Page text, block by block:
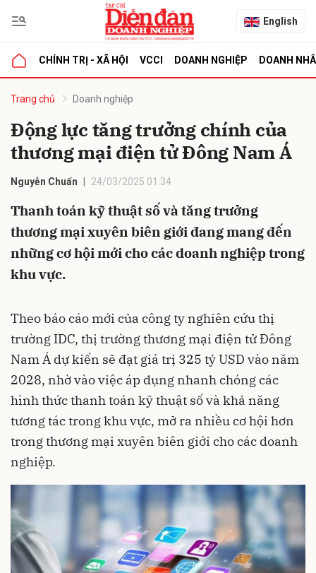
English
CHÍNH TRỊ - XÃ HỘI VCCI DOANH NGHIỆP DOANH
Trang chủ Doanh nghiệp
Động lực tăng trưởng chính của
thương mại điện tử Đông Nam Á
Nguyễn Chuẩn 24/03/2025 01:34
Thanh toán kỹ thuật số và tăng trưởng
thương mại xuyên biên giới đang mang đến
những cơ hội mới cho các doanh nghiệp trong
khu vực.
Theo báo cáo mới của công ty nghiên cứu thị
trường IDC, thị trường thương mại điện tử Đông
Nam Á dự kiến sẽ đạt giá trị 325 tỷ USD vào năm
2028, nhờ vào việc áp dụng nhanh chóng các
hình thức thanh toán kỹ thuật số và khả năng
tương tác trong khu vực, mở ra nhiều cơ hội hơn
trong thương mại xuyên biên giới cho các doanh
nghiệp.
luận
Hủy